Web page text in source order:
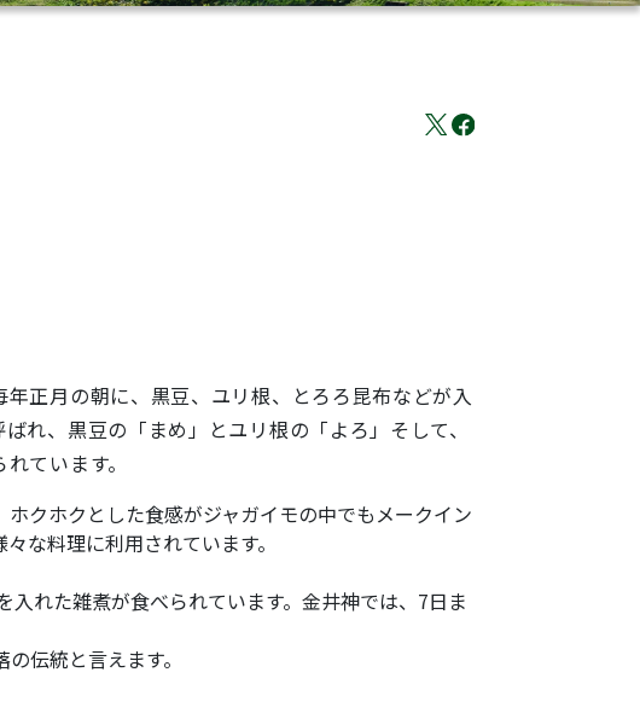
正月の朝に、黒豆、ユリ根、とろろ昆布などが入
れ、黒豆の「まめ」とユリ根の「よろ」そして、
ています。
クホクとした食感がジャガイモの中でもメークイン
な料理に利用されています。
れた雑煮が食べられています。金井神では、7日ま
伝統と言えます。